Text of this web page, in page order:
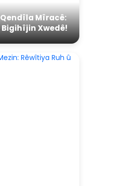
Mîracê:
Bigihîjin Xwedê!